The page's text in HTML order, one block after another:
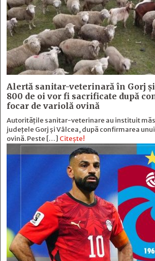
Alertă sanitar-veterinară în Gorj și
800 de oi vor fi sacrificate după
focar de variolă ovină
Autoritățile sanitar-veterinare au instituit
județele Gorj și Vâlcea, după confirmarea
ovină. Peste […] Citește!